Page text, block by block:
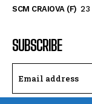
SUBSCRIBE